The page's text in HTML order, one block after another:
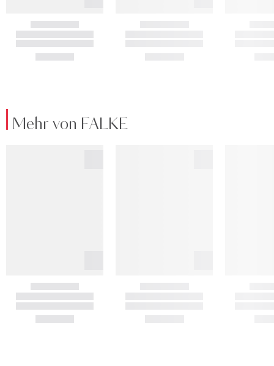
Mehr von FALKE